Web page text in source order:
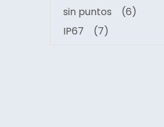
sin puntos
(6)
IP67
(7)